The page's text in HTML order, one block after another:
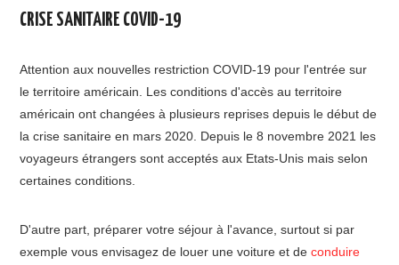
CRISE SANITAIRE COVID-19
Attention aux nouvelles restriction COVID-19 pour l'entrée sur
le territoire américain. Les conditions d'accès au territoire
américain ont changées à plusieurs reprises depuis le début de
la crise sanitaire en mars 2020. Depuis le 8 novembre 2021 les
voyageurs étrangers sont acceptés aux Etats-Unis mais selon
certaines conditions.
D'autre part, préparer votre séjour à l'avance, surtout si par
exemple vous envisagez de louer une voiture et deconduire